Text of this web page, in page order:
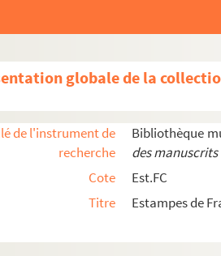
globale de la
de l'instrument de
recherche
Bibliothèque
des
Cote
Est.FC
Titre
Estampes de
Victor Hugo sur son lit de mort
Portrait de V. Hugo
Victor Hugo de profil
Buste de Victor Hugo
Un pavois pour porter le prince
Grrrrand assaut définitif !
Poètes po litiques